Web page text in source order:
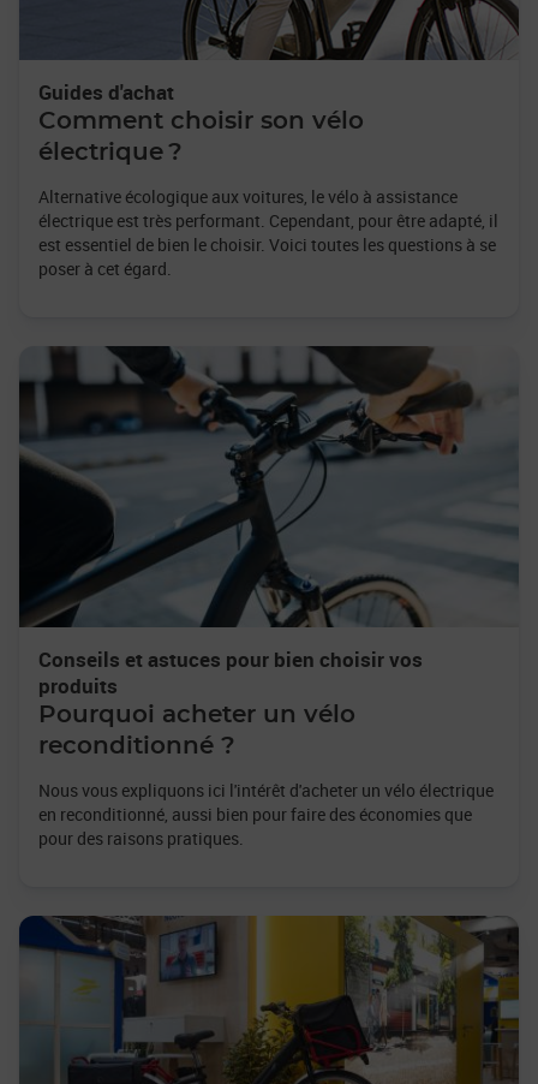
Guides d'achat
Comment choisir son vélo
électrique ?
Alternative écologique aux voitures, le vélo à assistance
électrique est très performant. Cependant, pour être adapté, il
est essentiel de bien le choisir. Voici toutes les questions à se
poser à cet égard.
Conseils et astuces pour bien choisir vos
produits
Pourquoi acheter un vélo
reconditionné ?
Nous vous expliquons ici l'intérêt d'acheter un vélo électrique
en reconditionné, aussi bien pour faire des économies que
pour des raisons pratiques.